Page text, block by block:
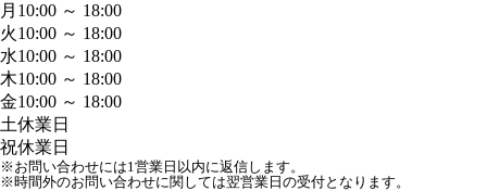
月 10:00 ～ 18:00
火10:00 ～ 18:00
水10:00 ～ 18:00
木10:00 ～ 18:00
金10:00 ～ 18:00
土休業日
祝休業日
※お問い合わせには1営業日以内に返信します。
※時間外のお問い合わせに関しては翌営業日の受付となります。